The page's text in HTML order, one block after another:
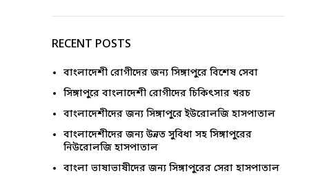
RECENT POSTS
বাংলাদেশী রোগীদের জন্য সিঙ্গাপুরে বিশেষ সেবা
সিঙ্গাপুরে বাংলাদেশী রোগীদের চিকিৎসার খরচ
বাংলাদেশীদের জন্য সিঙ্গাপুরে ইউরোলজি হাসপাতাল
বাংলাদেশীদের জন্য উন্নত সুবিধা সহ সিঙ্গাপুরের
নিউরোলজি হাসপাতাল
বাংলা ভাষাভাষীদের জন্য সিঙ্গাপুরের সেরা হাসপাতাল